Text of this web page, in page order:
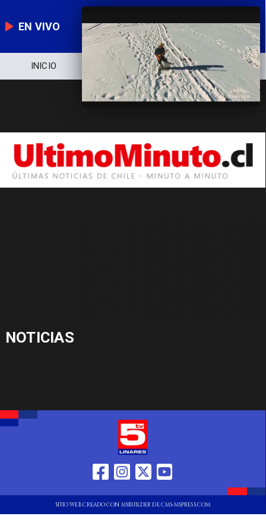
EN VIVO
INICIO NOTICIERO POLÍTICA
NOTICIAS
SITIO WEB CREADO CON MSBUILDER DE CMS-MSPRESS.COM